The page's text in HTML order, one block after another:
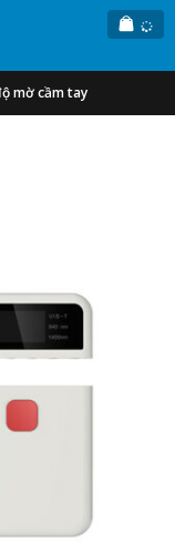
mờ cầm tay